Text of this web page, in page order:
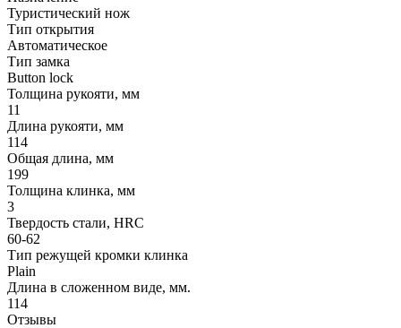
Туристический нож
Тип открытия
Автоматическое
Тип замка
Button lock
Толщина рукояти, мм
11
Длина рукояти, мм
114
Общая длина, мм
199
Толщина клинка, мм
3
Твердость стали, HRC
60-62
Тип режущей кромки клинка
Plain
Длина в сложенном виде, мм.
114
Отзывы